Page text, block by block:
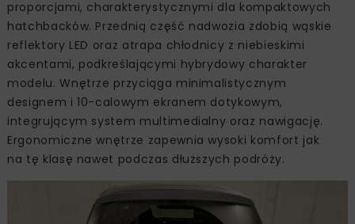
proporcjami, charakterystycznymi dla kompaktowych
hatchbacków. Przednią część nadwozia zdobią wąskie
reflektory LED oraz atrapa chłodnicy z niebieskimi
akcentami, podkreślającymi hybrydowy charakter
modelu. Wnętrze przyciąga minimalistycznym
designem i 10-calowym ekranem dotykowym,
integrującym system multimedialny oraz nawigację.
Ergonomiczne wnętrze zapewnia wysoki komfort jak
na tę klasę nawet podczas dłuższych podróży.